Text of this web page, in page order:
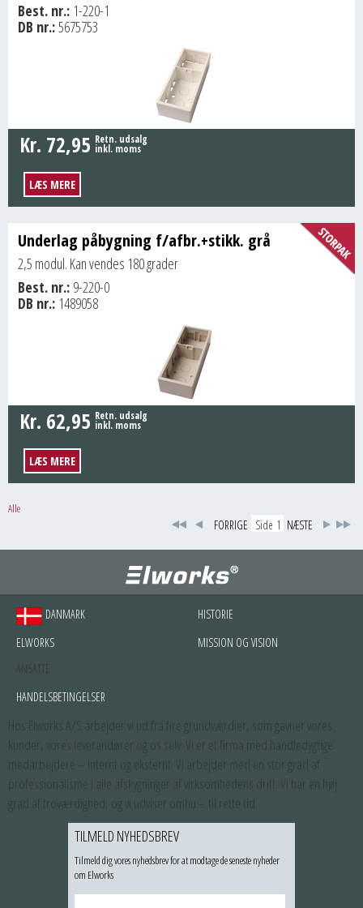
Best. nr.: 1-220-1
DB nr.:5675753
Kr. 72,95 Retn. udsalg
inkl. moms
LÆS MERE
Underlag påbygning f/afbr.+stikk. grå
2,5 modul. Kan vendes 180 grader
Best. nr.: 9-220-0
DB nr.: 1489058
Kr. 62,95 Retn. udsalg
inkl. moms
LÆS MERE
Alle
FORRIGE NÆSTE
DANMARK
ELWORKS
HISTORIE
MISSION OG VISION
ANSATTE
HANDELSBETINGELSER
Hos Elworks A/S arbejder vi ud fra fire grundværdier, som gavner vores
kunder, vores leverandører og os selv: Vi er et firma med handledygtige
medarbejdere – internt og eksternt. Vi arbejder med en stor grad af
professionalisme i alle afskygninger af virksomhedens drift. Vi har en høj
grad af troværdighed, og vi udviser omhu – til rette tid.
TILMELD NYHEDSBREV
Tilmeld dig vores nyhedsbrev for at modtage de seneste nyheder
om Elworks